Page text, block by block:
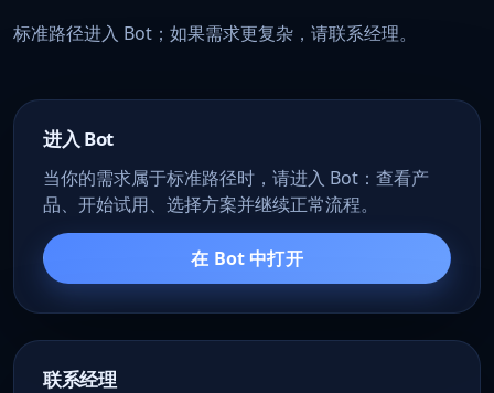
标准路径进入 Bot；如果需求更复杂，请联系经理。
进入 Bot
当你的需求属于标准路径时，请进入 Bot：查看产
品、开始试用、选择方案并继续正常流程。
在 Bot 中打开
联系经理